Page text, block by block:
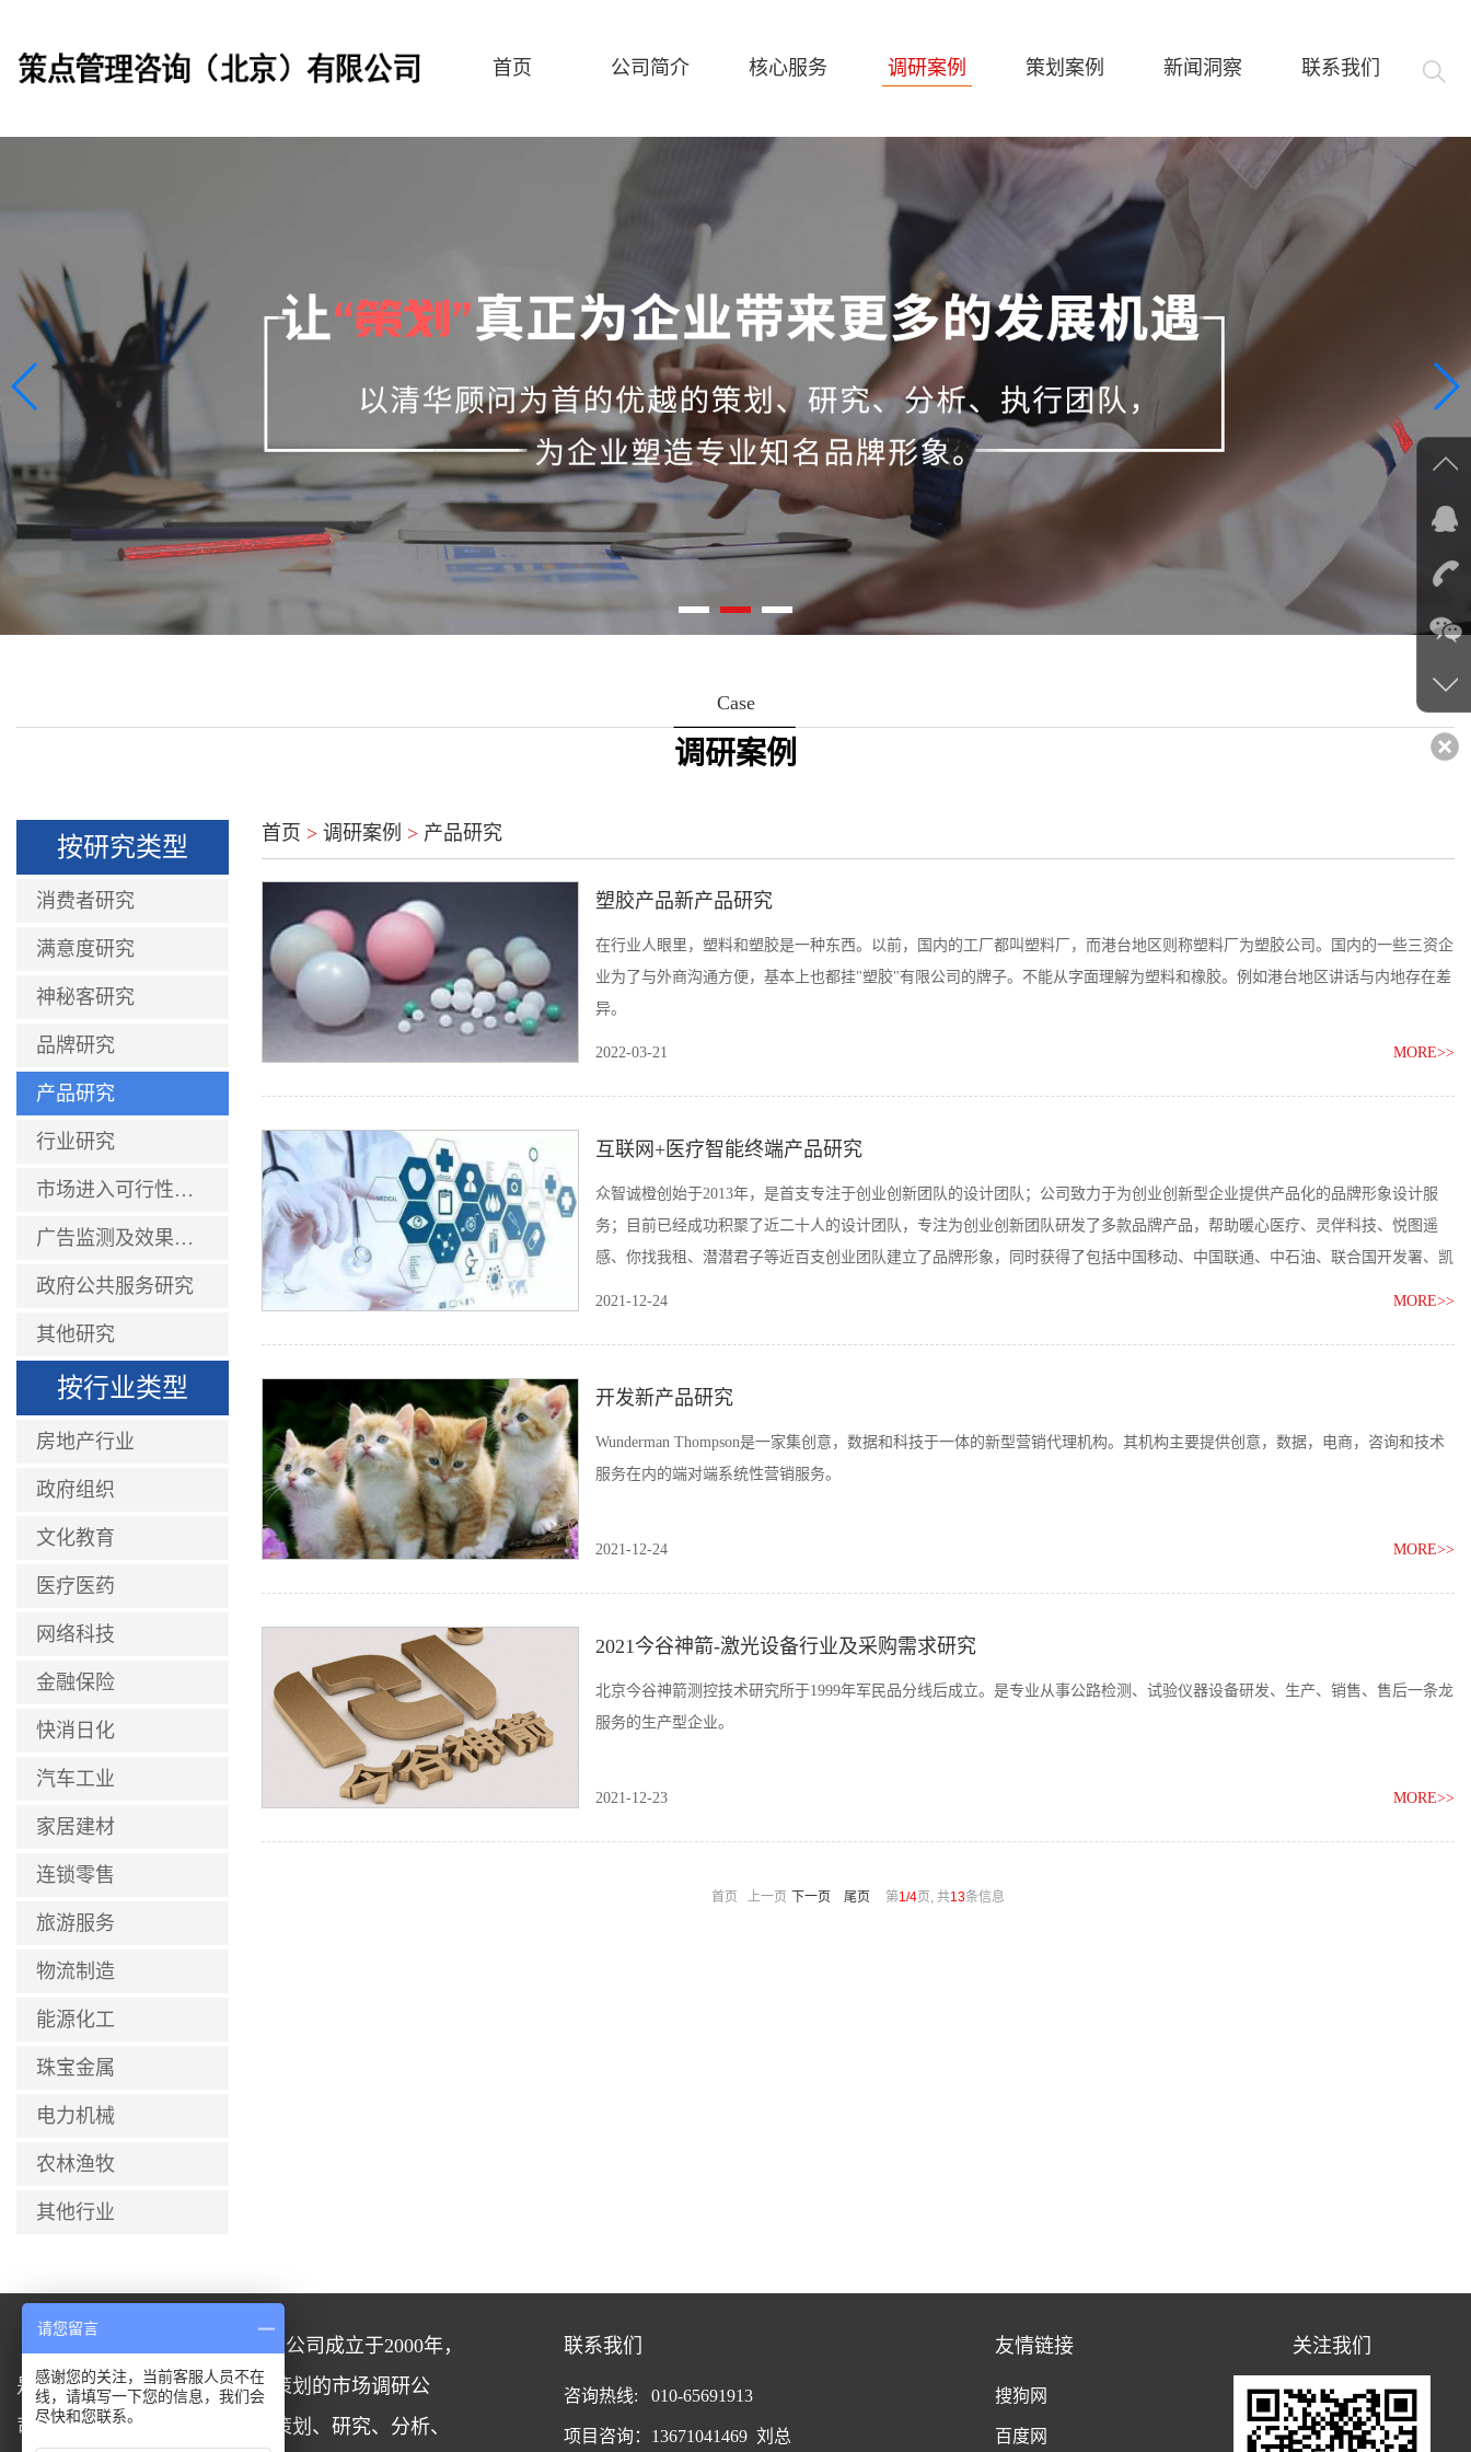
首页 公司简介 核心服务 调研案例 策划案例 新闻洞察 联系我们
Case
调研案例
按研究类型
消费者研究
满意度研究
神秘客研究
品牌研究
产品研究
行业研究
市场进入可行性研究
广告监测及效果评估研究
政府公共服务研究
其他研究
按行业类型
房地产行业
政府组织
文化教育
医疗医药
网络科技
金融保险
快消日化
汽车工业
家居建材
连锁零售
旅游服务
物流制造
能源化工
珠宝金属
电力机械
农林渔牧
其他行业
首页 > 调研案例 > 产品研究
塑胶产品新产品研究
在行业人眼里，塑料和塑胶是一种东西。以前，国内的工厂都叫塑料厂，而港台地区则称塑料厂为塑胶公司。国内的一些三资企
业为了与外商沟通方便，基本上也都挂"塑胶"有限公司的牌子。不能从字面理解为塑料和橡胶。例如港台地区讲话与内地存在差
异。
2022-03-21 MORE>>
互联网+医疗智能终端产品研究
众智诚橙创始于2013年，是首支专注于创业创新团队的设计团队；公司致力于为创业创新型企业提供产品化的品牌形象设计服
务；目前已经成功积聚了近二十人的设计团队，专注为创业创新团队研发了多款品牌产品，帮助暖心医疗、灵伴科技、悦图遥
感、你找我租、潜潜君子等近百支创业团队建立了品牌形象，同时获得了包括中国移动、中国联通、中石油、联合国开发署、凯
2021-12-24 MORE>>
开发新产品研究
Wunderman Thompson是一家集创意，数据和科技于一体的新型营销代理机构。其机构主要提供创意，数据，电商，咨询和技术
服务在内的端对端系统性营销服务。
2021-12-24 MORE>>
2021今谷神箭-激光设备行业及采购需求研究
北京今谷神箭测控技术研究所于1999年军民品分线后成立。是专业从事公路检测、试验仪器设备研发、生产、销售、售后一条龙
服务的生产型企业。
2021-12-23 MORE>>
首页 上一页 下一页 尾页 第1/4页, 共13条信息
策点管理咨询（北京）有限公司成立于2000年，
是一家专注于市场研究、品牌策划的市场调研公
司、市场研究公司，配备业内策划、研究、分析、
联系我们
咨询热线: 010-65691913
项目咨询：13671041469 刘总
友情链接
搜狗网
百度网
关注我们
请您留言
感谢您的关注，当前客服人员不在
线，请填写一下您的信息，我们会
尽快和您联系。